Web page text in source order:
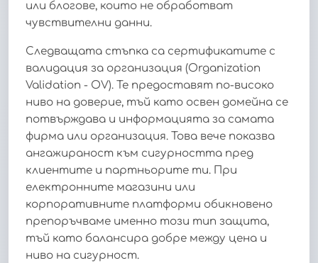
или блогове, които не обработват
чувствителни данни.
Следващата стъпка са сертификатите с
валидация за организация (Organization
Validation - OV). Те предоставят по-високо
ниво на доверие, тъй като освен домейна се
потвърждава и информацията за самата
фирма или организация. Това вече показва
ангажираност към сигурността пред
клиентите и партньорите ти. При
електронните магазини или
корпоративните платформи обикновено
препоръчваме именно този тип защита,
тъй като балансира добре между цена и
ниво на сигурност.